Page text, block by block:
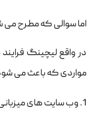
اما سوالی که مطرح
در واقع لیچینگ
مواردی که باعث می شود
1. وب سایت های میزبانی وب مانند